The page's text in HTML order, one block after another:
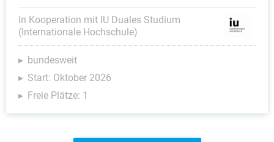
In Kooperation mit IU Duales Studium
(Internationale Hochschule)
bundesweit
Start: Oktober 2026
Freie Plätze: 1